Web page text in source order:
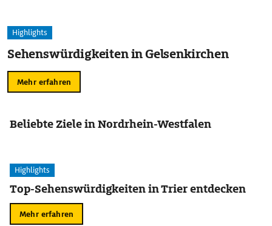
Highlights
Sehenswürdigkeiten in Gelsenkirchen
Mehr erfahren
Beliebte Ziele in Nordrhein-Westfalen
Highlights
Top-Sehenswürdigkeiten in Trier entdecken
Mehr erfahren